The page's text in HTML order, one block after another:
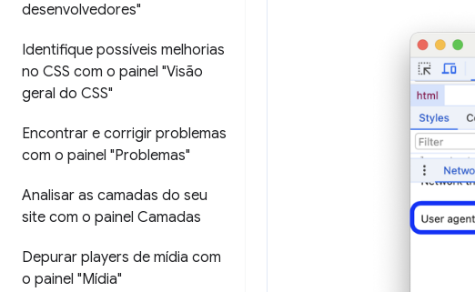
desenvolvedores"
Identifique possíveis melhorias
no CSS com o painel "Visão
geral do CSS"
Encontrar e corrigir problemas
com o painel "Problemas"
Analisar as camadas do seu
site com o painel Camadas
Depurar players de mídia com
o painel "Mídia"